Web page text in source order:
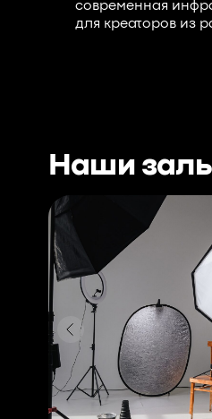
современная
для креаторов из
Наши